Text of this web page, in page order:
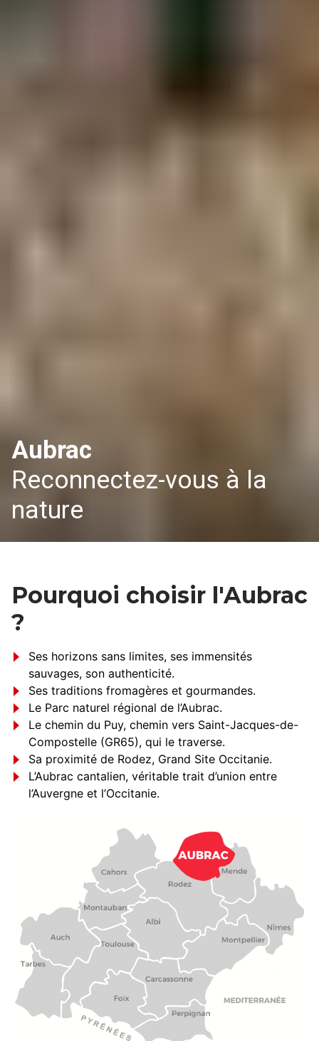
Aubrac
Reconnectez-vous à la
nature
Pourquoi choisir l'Aubrac
?
Ses horizons sans limites, ses immensités
sauvages, son authenticité.
Ses traditions fromagères et gourmandes.
Le Parc naturel régional de l’Aubrac.
Le chemin du Puy, chemin vers Saint-Jacques-de-
Compostelle (GR65), qui le traverse.
Sa proximité de Rodez, Grand Site Occitanie.
L’Aubrac cantalien, véritable trait d’union entre
l’Auvergne et l’Occitanie.